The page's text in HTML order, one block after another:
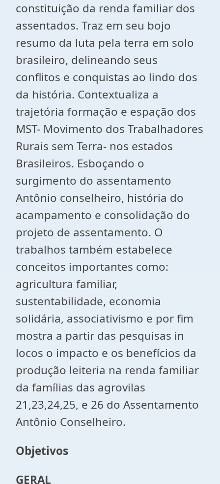
constituição da renda familiar dos
assentados. Traz em seu bojo
resumo da luta pela terra em solo
brasileiro, delineando seus
conflitos e conquistas ao lindo dos
da história. Contextualiza a
trajetória formação e espação dos
MST- Movimento dos Trabalhadores
Rurais sem Terra- nos estados
Brasileiros. Esboçando o
surgimento do assentamento
Antônio conselheiro, história do
acampamento e consolidação do
projeto de assentamento. O
trabalhos também estabelece
conceitos importantes como:
agricultura familiar,
sustentabilidade, economia
solidária, associativismo e por fim
mostra a partir das pesquisas in
locos o impacto e os benefícios da
produção leiteria na renda familiar
da famílias das agrovilas
21,23,24,25, e 26 do Assentamento
Antônio Conselheiro.
Objetivos
GERAL